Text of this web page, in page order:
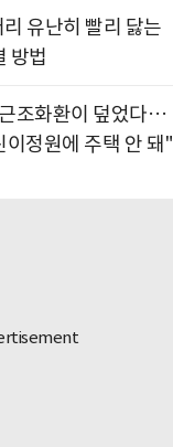
유난히 빨리 닳는
방법
조화환이 덮었다…
정원에 주택 안 돼"